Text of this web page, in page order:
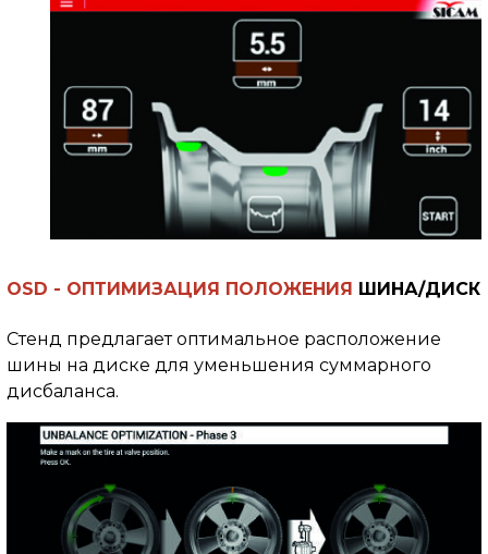
OSD - ОПТИМИЗАЦИЯ ПОЛОЖЕНИЯ ШИНА/ДИСК
Стенд предлагает оптимальное расположение
шины на диске для уменьшения суммарного
дисбаланса.